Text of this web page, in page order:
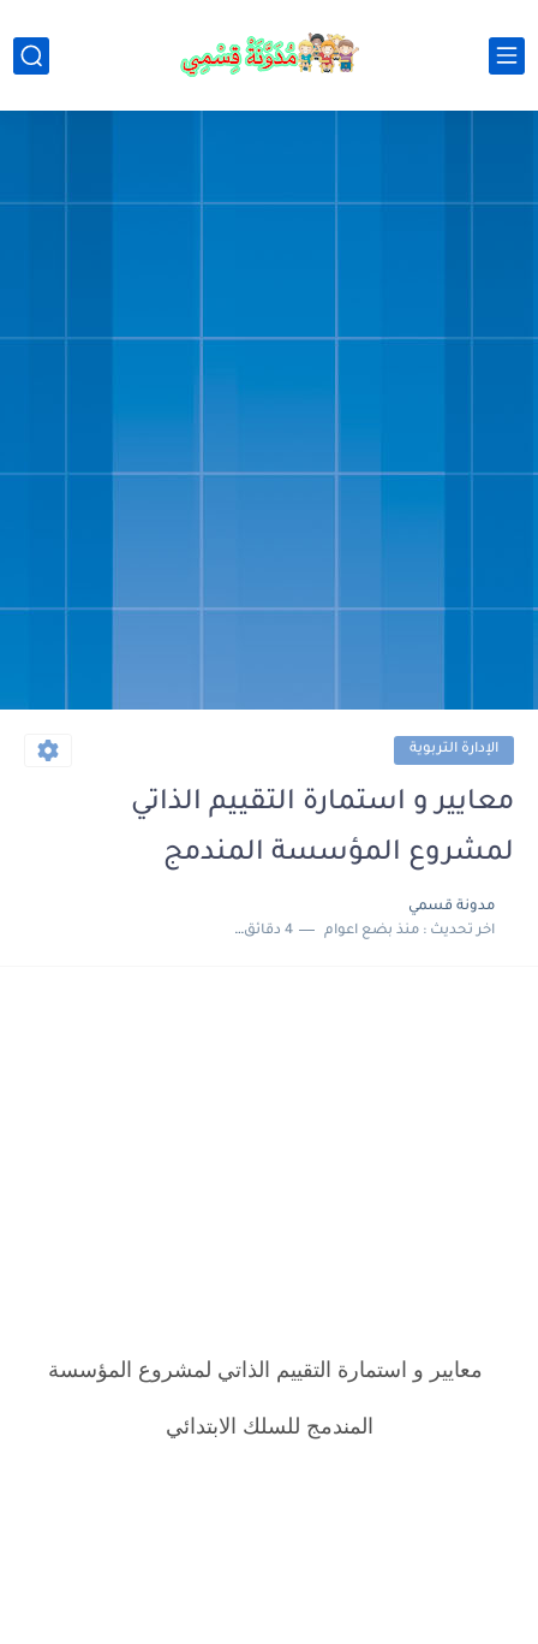
الإدارة التربوية
معايير و استمارة التقييم الذاتي
لمشروع المؤسسة المندمج
مدونة قسمي
اخر تحديث :منذ بضع اعوام 4 دقائق للقراءة
معايير و استمارة التقييم الذاتي لمشروع المؤسسة
المندمج للسلك الابتدائي